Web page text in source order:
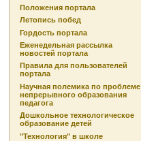
Положения портала
Летопись побед
Гордость портала
Еженедельная рассылка
новостей портала
Правила для пользователей
портала
Научная полемика по проблеме
непрерывного образования
педагога
Дошкольное технологическое
образование детей
"Технология" в школе